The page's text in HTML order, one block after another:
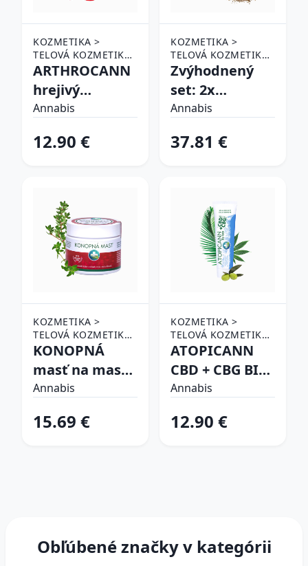
KOZMETIKA >
TELOVÁ KOZMETIKA
> HYDRATÁCIA A
ARTHROCANN
hrejivý
konopný
CBD + CBG s
ml - Annabis
Annabis
12.90 €
KOZMETIKA >
TELOVÁ KOZMETIKA
> HYDRATÁCIA A
VÝŽIVA
Zvýhodnený
set: 2x
ARTHROCANN
masážny gél
- Annabis
Annabis
37.81 €
KOZMETIKA >
TELOVÁ KOZMETIKA
> HYDRATÁCIA A
KONOPNÁ
masť na masáž
chrbta, svalov
- Annabis
Annabis
15.69 €
KOZMETIKA >
TELOVÁ KOZMETIKA
> HYDRATÁCIA A
ATOPICANN
CBD + CBG BIO
konopný krém
ekzém a
Annabis
12.90 €
Obľúbené značky v kategórii